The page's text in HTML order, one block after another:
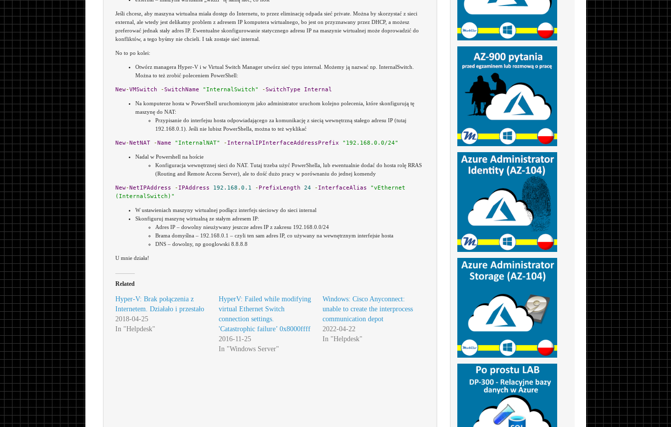
Jeśli chcesz, aby maszyna wirtualna miała dostęp do Internetu, to przez eliminację odpada sieć private. Można by skorzystać z sieci
external, ale wtedy jest delikatny problem z adresem IP komputera wirtualnego, bo jest on przyznawany przez DHCP, a możesz
preferować jednak stały adres IP. Ewentualne skonfigurowanie statycznego adresu IP na maszynie wirtualnej może doprowadzić do
konfliktów, a tego byśmy nie chcieli. I tak zostaje sieć internal.
No to po kolei:
Otwórz managera Hyper-V i w Virtual Switch Manager utwórz sieć typu internal. Możemy ją nazwać np. InternalSwitch.
Można to też zrobić poleceniem PowerShell:
New-VMSwitch -SwitchName "InternalSwitch" -SwitchType Internal
Na komputerze hosta w PowerShell uruchomionym jako administrator uruchom kolejno polecenia, które skonfigurują tę
maszynę do NAT:
Przypisanie do interfejsu hosta odpowiadającego za komunikację z siecią wewnętrzną stałego adresu IP (tutaj
192.168.0.1). Jeśli nie lubisz PowerShella, można to też wyklikać
New-NetNAT -Name "InternalNAT" - InternalIPInterfaceAddressPrefix "192.168.0.0/24"
Nadal w Powershell na hoście
Konfiguracja wewnętrznej sieci do NAT. Tutaj trzeba użyć PowerShella, lub ewentualnie dodać do hosta rolę RRAS
(Routing and Remote Access Server), ale to dość dużo pracy w porównaniu do jednej komendy
New-NetIPAddress - IPAddress 192.168 . 0.1 - PrefixLength 24 - InterfaceAlias
"vEthernet
(InternalSwitch)"
W ustawieniach maszyny wirtualnej podłącz interfejs sieciowy do sieci internal
Skonfiguruj maszynę wirtualną ze stałym adresem IP:
Adres IP – dowolny nieużywany jeszcze adres IP z zakresu 192.168.0.0/24
Brama domyślna – 192.168.0.1 – czyli ten sam adres IP, co używany na wewnętrznym interfejsie hosta
DNS – dowolny, np googlowski 8.8.8.8
U mnie działa!
Related
Hyper-V: Brak połączenia z
Internetem. Działało i przestało
2018-04-25
In "Helpdesk"
HyperV: Failed while modifying
virtual Ethernet Switch
connection settings.
'Catastrophic failure’ 0x8000ffff
2016-11-25
In "Windows Server"
Windows: Cisco Anyconnect:
unable to create the interprocess
communication depot
2022-04-22
In "Helpdesk"